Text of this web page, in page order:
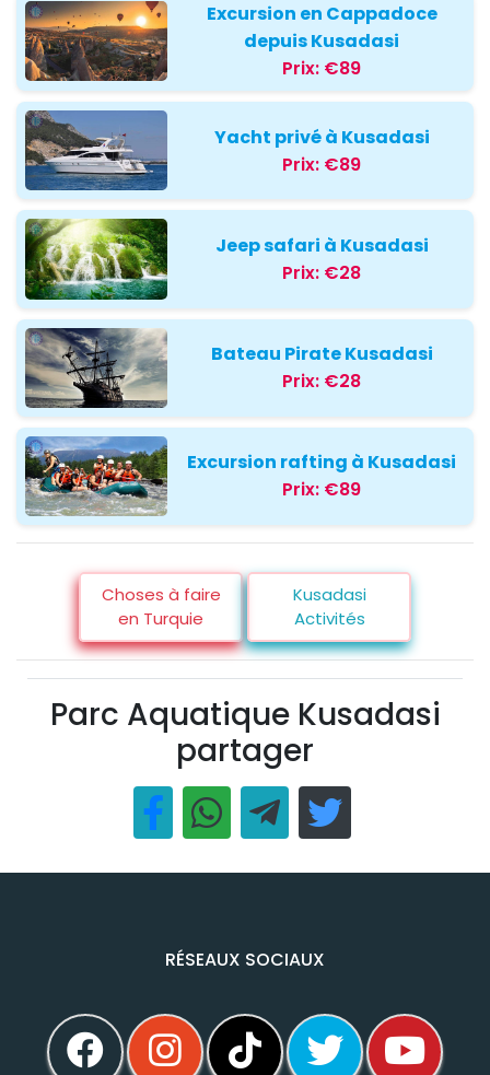
Excursion en Cappadoce
depuis Kusadasi
Prix: €89
Yacht privé à Kusadasi
Prix: €89
Jeep safari à Kusadasi
Prix: €28
Bateau Pirate Kusadasi
Prix: €28
Excursion rafting à Kusadasi
Prix: €89
Choses à faire
en Turquie
Kusadasi
Activités
Parc Aquatique Kusadasi
partager
RÉSEAUX SOCIAUX